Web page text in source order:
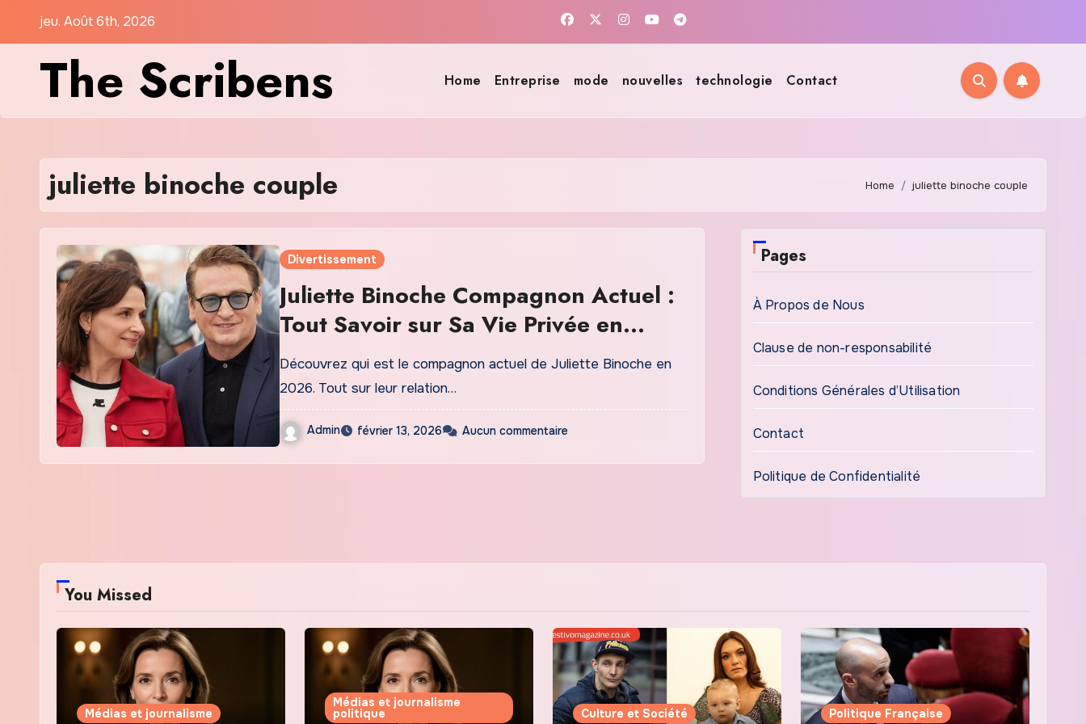
jeu. Août 6th, 2026
The Scribens Home Entreprise mode nouvelles technologie Contact
juliette binoche couple Home juliette binoche couple
Divertissement
Juliette Binoche Compagnon Actuel :
Tout Savoir sur Sa Vie Privée en
2026
Découvrez qui est le compagnon actuel de Juliette Binoche en
2026. Tout sur leur relation…
Admin février 13, 2026 Aucun commentaire
Pages
À Propos de Nous
Clause de non-responsabilité
Conditions Générales d’Utilisation
Contact
Politique de Confidentialité
You Missed
Médias et journalisme
Médias et journalisme
politique Culture et Société Politique Française